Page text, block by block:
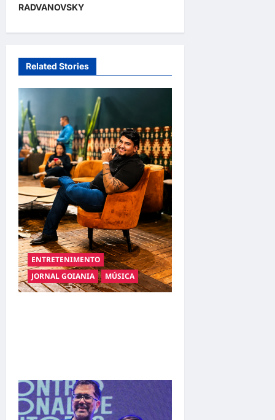
v
i
t
i
o
n
RADVANOVSKY
Related Stories
ENTRETENIMENTO
JORNAL GOIANIA
MÚSICA